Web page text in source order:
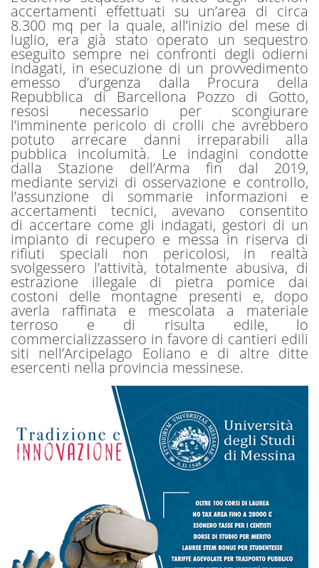
accertamenti effettuati su un’area di circa
8.300 mq per la quale, all’inizio del mese di
luglio, era già stato operato un sequestro
eseguito sempre nei confronti degli odierni
indagati, in esecuzione di un provvedimento
emesso d’urgenza dalla Procura della
Repubblica di Barcellona Pozzo di Gotto,
resosi necessario per scongiurare
l’imminente pericolo di crolli che avrebbero
potuto arrecare danni irreparabili alla
pubblica incolumità. Le indagini condotte
dalla Stazione dell’Arma fin dal 2019,
mediante servizi di osservazione e controllo,
l’assunzione di sommarie informazioni e
accertamenti tecnici, avevano consentito
di accertare come gli indagati, gestori di un
impianto di recupero e messa in riserva di
rifiuti speciali non pericolosi, in realtà
svolgessero l’attività, totalmente abusiva, di
estrazione illegale di pietra pomice dai
costoni delle montagne presenti e, dopo
averla raffinata e mescolata a materiale
terroso e di risulta edile, lo
commercializzassero in favore di cantieri edili
siti nell’Arcipelago Eoliano e di altre ditte
esercenti nella provincia messinese.